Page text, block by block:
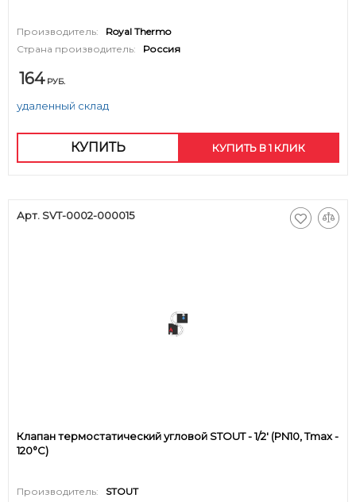
Производитель:
Royal Thermo
Страна производитель:
Россия
164 РУБ.
удаленный склад
КУПИТЬ КУПИТЬ В 1 КЛИК
Арт. SVT-0002-000015
Клапан термостатический угловой STOUT - 1/2' (PN10, Tmax -
120°С)
Производитель:
STOUT